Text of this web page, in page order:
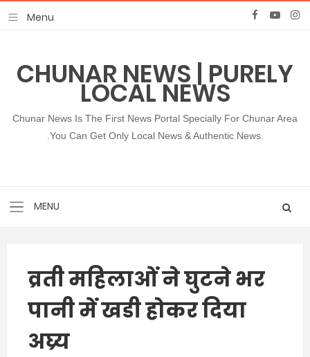
CHUNAR NEWS | PURELY
LOCAL NEWS
Chunar News Is The First News Portal Specially For Chunar Area
.You Can Get Only Local News & Authentic News.
व्रती महिलाओं ने घुटने भर
पानी में खडी होकर दिया
अघ्र्य